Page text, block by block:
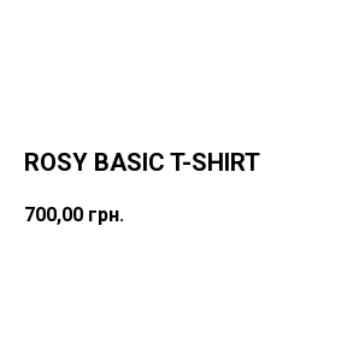
ROSY BASIC T-SHIRT
700,00 грн.